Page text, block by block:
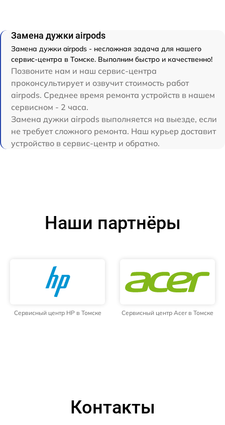
Замена дужки airpods
Замена дужки airpods - несложная задача для нашего
сервис-центра в Томске. Выполним быстро и качественно!
Позвоните нам и наш сервис-центра
проконсультирует и озвучит стоимость работ
airpods. Среднее время ремонта устройств в нашем
сервисном - 2 часа.
Замена дужки airpods выполняется на выезде, если
не требует сложного ремонта. Наш курьер доставит
устройство в сервис-центр и обратно.
Наши партнёры
Сервисный центр HP в Томске Сервисный центр Acer в Томске
Контакты